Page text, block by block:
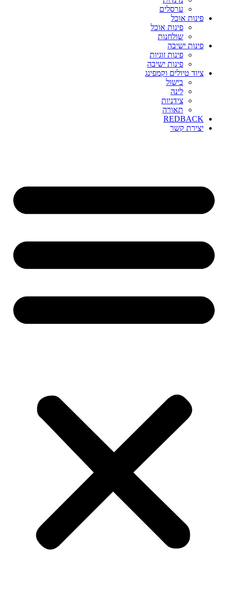
ערסלים
פינות אוכל
פינות אוכל
שולחנות
פינות ישיבה
פינות זוגיות
פינות ישיבה
ציוד טיולים וקמפינג
בישול
לינה
צידניות
תאורה
REDBACK
יצירת קשר